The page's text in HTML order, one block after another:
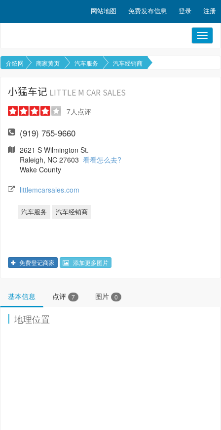
网站地图 免费发布信息 登录 注册
介绍网 商家黄页 汽车服务 汽车经销商
小猛车记 LITTLE M CAR SALES
7人点评
(919) 755-9660
2621 S Wilmington St.
Raleigh, NC 27603 看看怎么去?
Wake County
littlemcarsales.com
汽车服务 汽车经销商
免费登记商家 添加更多图片
基本信息 点评 7 图片 0
地理位置